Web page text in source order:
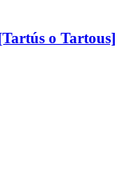
o Tartous]